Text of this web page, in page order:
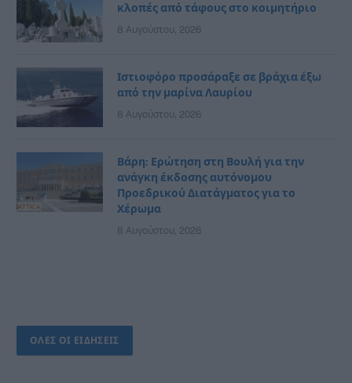
κλοπές από τάφους στο κοιμητήριο
8 Αυγούστου, 2026
Ιστιοφόρο προσάραξε σε βράχια έξω
από την μαρίνα Λαυρίου
8 Αυγούστου, 2026
Βάρη: Ερώτηση στη Βουλή για την
ανάγκη έκδοσης αυτόνομου
Προεδρικού Διατάγματος για το
Χέρωμα
8 Αυγούστου, 2026
ΟΛΕΣ ΟΙ ΕΙΔΗΣΕΙΣ